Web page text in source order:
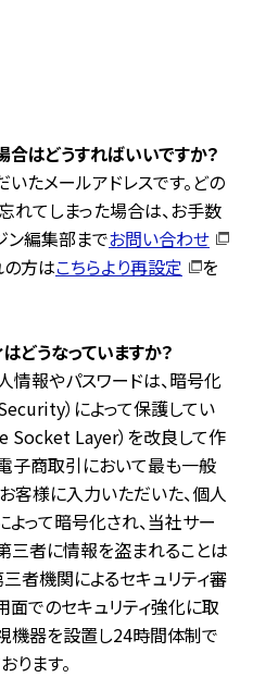
合はどうすればいいですか？
たメールアドレスです。どの
れてしまった場合は、お手数
ン編集部までお問い合わせ
の方はこちらより再設定
を
どうなっていますか？
情報やパスワードは、暗号化
）によって保護してい
Socket Layer）を改良して作
子商取引において最も一般
客様に入力いただいた、個人
よって暗号化され、当社サー
三者に情報を盗まれることは
者機関によるセキュリティ審
面でのセキュリティ強化に取
機器を設置し24時間体制で
ります。